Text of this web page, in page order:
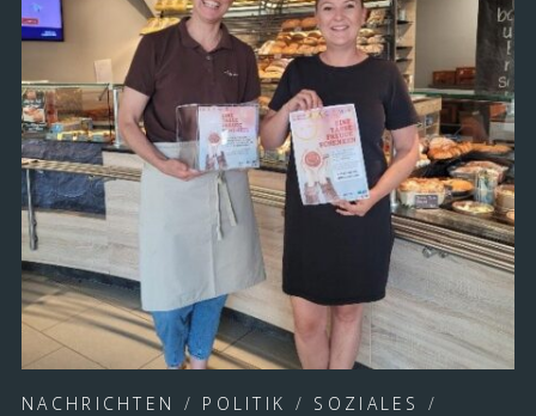
NACHRICHTEN / POLITIK / SOZIALES
/